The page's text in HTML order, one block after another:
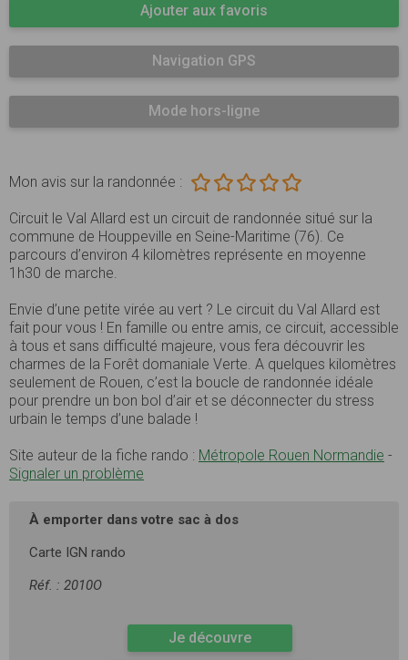
Ajouter aux favoris
Navigation GPS
Mode hors-ligne
Mon avis sur la randonnée :
Circuit le Val Allard est un circuit de randonnée situé sur la
commune de Houppeville en Seine-Maritime (76). Ce
parcours d’environ 4 kilomètres représente en moyenne
1h30 de marche.
Envie d’une petite virée au vert ? Le circuit du Val Allard est
fait pour vous ! En famille ou entre amis, ce circuit, accessible
à tous et sans difficulté majeure, vous fera découvrir les
charmes de la Forêt domaniale Verte. A quelques kilomètres
seulement de Rouen, c’est la boucle de randonnée idéale
pour prendre un bon bol d’air et se déconnecter du stress
urbain le temps d’une balade !
Site auteur de la fiche rando : Métropole Rouen Normandie -
Signaler un problème
À emporter dans votre sac à dos
Carte IGN rando
Réf. : 2010O
Je découvre